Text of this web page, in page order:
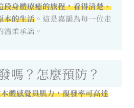
段身體療癒的旅程，看得清楚、
本的生活。這是嘉韻為每一位走
柔承諾。
嗎？怎麼預防？
體感覺與肌力，復發率可高達